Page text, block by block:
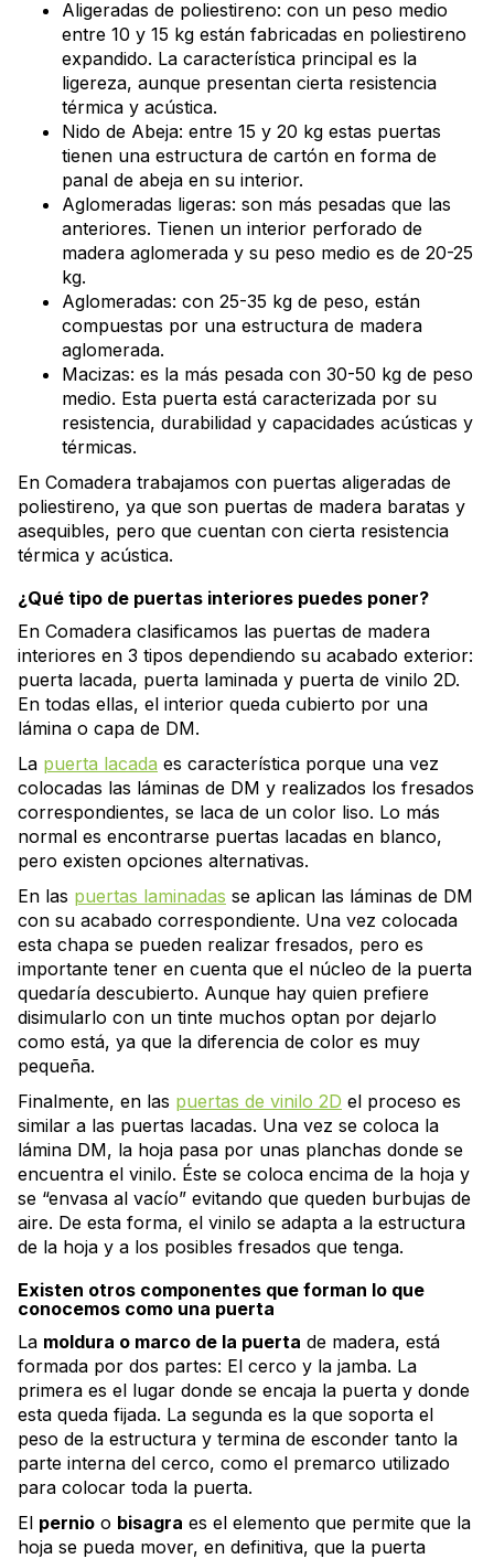
Aligeradas de poliestireno: con un peso medio
entre 10 y 15 kg están fabricadas en poliestireno
expandido. La característica principal es la
ligereza, aunque presentan cierta resistencia
térmica y acústica.
Nido de Abeja: entre 15 y 20 kg estas puertas
tienen una estructura de cartón en forma de
panal de abeja en su interior.
Aglomeradas ligeras: son más pesadas que las
anteriores. Tienen un interior perforado de
madera aglomerada y su peso medio es de 20-25
kg.
Aglomeradas: con 25-35 kg de peso, están
compuestas por una estructura de madera
aglomerada.
Macizas: es la más pesada con 30-50 kg de peso
medio. Esta puerta está caracterizada por su
resistencia, durabilidad y capacidades acústicas y
térmicas.
En Comadera trabajamos con puertas aligeradas de
poliestireno, ya que son puertas de madera baratas y
asequibles, pero que cuentan con cierta resistencia
térmica y acústica.
¿Qué tipo de puertas interiores puedes poner?
En Comadera clasificamos las puertas de madera
interiores en 3 tipos dependiendo su acabado exterior:
puerta lacada, puerta laminada y puerta de vinilo 2D.
En todas ellas, el interior queda cubierto por una
lámina o capa de DM.
La puerta lacada es característica porque una vez
colocadas las láminas de DM y realizados los fresados
correspondientes, se laca de un color liso. Lo más
normal es encontrarse puertas lacadas en blanco,
pero existen opciones alternativas.
En las puertas laminadas se aplican las láminas de DM
con su acabado correspondiente. Una vez colocada
esta chapa se pueden realizar fresados, pero es
importante tener en cuenta que el núcleo de la puerta
quedaría descubierto. Aunque hay quien prefiere
disimularlo con un tinte muchos optan por dejarlo
como está, ya que la diferencia de color es muy
pequeña.
Finalmente, en las puertas de vinilo 2D el proceso es
similar a las puertas lacadas. Una vez se coloca la
lámina DM, la hoja pasa por unas planchas donde se
encuentra el vinilo. Éste se coloca encima de la hoja y
se “envasa al vacío” evitando que queden burbujas de
aire. De esta forma, el vinilo se adapta a la estructura
de la hoja y a los posibles fresados que tenga.
Existen otros componentes que forman lo que
conocemos como una puerta
La moldura o marco de la puerta de madera, está
formada por dos partes: El cerco y la jamba. La
primera es el lugar donde se encaja la puerta y donde
esta queda fijada. La segunda es la que soporta el
peso de la estructura y termina de esconder tanto la
parte interna del cerco, como el premarco utilizado
para colocar toda la puerta.
El pernio o bisagra es el elemento que permite que la
hoja se pueda mover, en definitiva, que la puerta